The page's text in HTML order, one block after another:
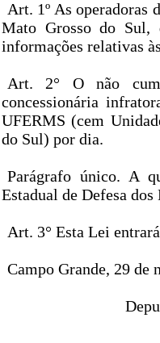
Art. 1º As operadoras
Mato Grosso do Sul,
informações relativas
Art. 2° O não
concessionária
UFERMS (cem
do Sul) por dia.
Parágrafo único. A
Estadual de Defesa
Art. 3° Esta Lei
Campo Grande, 29 de